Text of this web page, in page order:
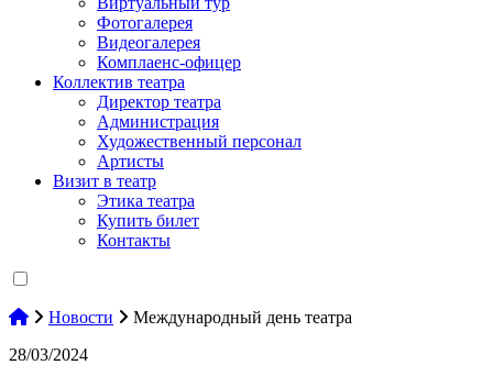
Фотогалерея
Видеогалерея
Комплаенс-офицер
Коллектив театра
Директор театра
Администрация
Художественный персонал
Артисты
Визит в театр
Этика театра
Купить билет
Контакты
Новости
Международный день театра
28/03/2024